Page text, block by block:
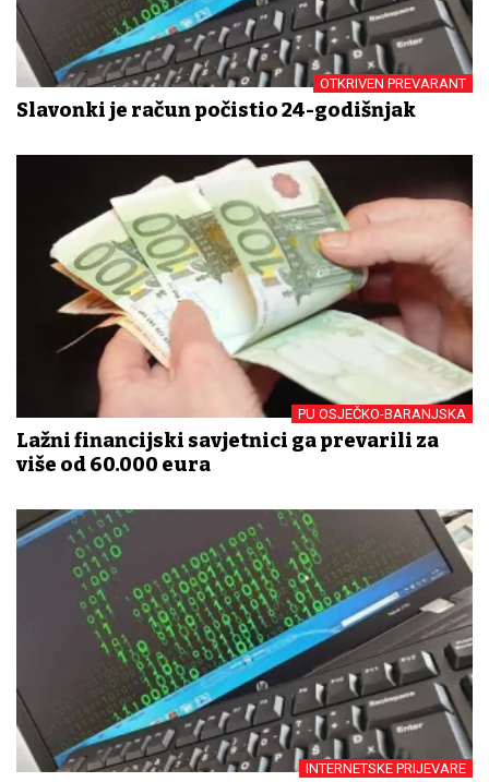
OTKRIVEN PREVARANT
Slavonki je račun počistio 24-godišnjak
PU OSJEČKO-BARANJSKA
Lažni financijski savjetnici ga prevarili za
više od 60.000 eura
INTERNETSKE PRIJEVARE